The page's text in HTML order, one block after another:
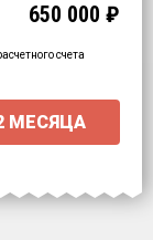
15000 ₽
-15000
650 000 ₽
счета
МЕСЯЦА